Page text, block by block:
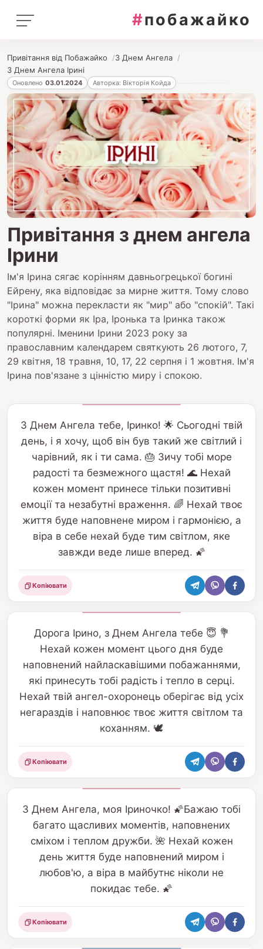
#побажайко
Привітання від Побажайко
З Днем Ангела
З Днем Ангела Ірині
Оновлено 03.01.2024 Авторка: Вікторія Койда
Привітання з днем ангела
Ірини
Ім'я Ірина сягає корінням давньогрецької богині
Ейрену, яка відповідає за мирне життя. Тому слово
"Ірина" можна перекласти як "мир" або "спокій". Такі
короткі форми як Іра, Іронька та Іринка також
популярні. Іменини Ірини 2023 року за
православним календарем святкують 26 лютого, 7,
29 квітня, 18 травня, 10, 17, 22 серпня і 1 жовтня. Ім'я
Ірина пов'язане з цінністю миру і спокою.
З Днем Ангела тебе, Іринко! 🌟 Сьогодні твій
день, і я хочу, щоб він був такий же світлий і
чарівний, як і ти сама. 🎂 Зичу тобі море
радості та безмежного щастя! 🌊 Нехай
кожен момент принесе тільки позитивні
емоції та незабутні враження. 🌈 Нехай твоє
життя буде наповнене миром і гармонією, а
віра в себе нехай буде тим світлом, яке
завжди веде лише вперед. 🌠
Поділитися
Копіювати
Дорога Ірино, з Днем Ангела тебе 😇 💐
Нехай кожен момент цього дня буде
наповнений найласкавішими побажаннями,
які принесуть тобі радість і тепло в серці.
Нехай твій ангел-охоронець оберігає від усіх
негараздів і наповнює твоє життя світлом та
коханням. 🕊️
Поділитися
Копіювати
З Днем Ангела, моя Іриночко! 🌠Бажаю тобі
багато щасливих моментів, наповнених
сміхом і теплом дружби. 🌺 Нехай кожен
день життя буде наповнений миром і
любов'ю, а віра в майбутнє ніколи не
покидає тебе. 🌠
Поділитися
Копіювати